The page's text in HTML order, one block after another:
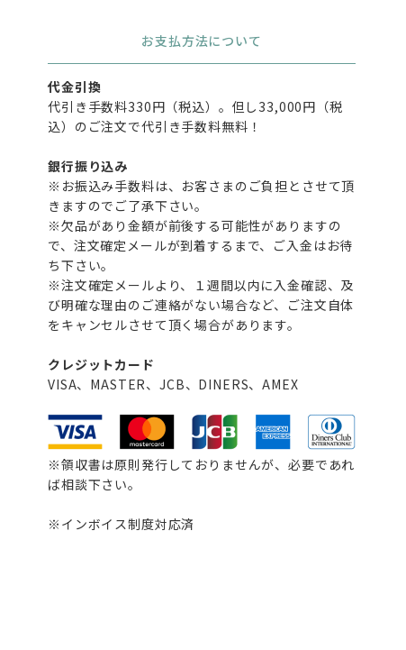
お支払方法について
代金引換
代引き手数料330円（税込）。但し33,000円（税
込）のご注文で代引き手数料無料！
銀行振り込み
※お振込み手数料は、お客さまのご負担とさせて頂
きますのでご了承下さい。
※欠品があり金額が前後する可能性がありますの
で、注文確定メールが到着するまで、ご入金はお待
ち下さい。
※注文確定メールより、１週間以内に入金確認、及
び明確な理由のご連絡がない場合など、ご注文自体
をキャンセルさせて頂く場合があります。
クレジットカード
VISA、MASTER、JCB、DINERS、AMEX
※領収書は原則発行しておりませんが、必要であれ
ば相談下さい。
※インボイス制度対応済